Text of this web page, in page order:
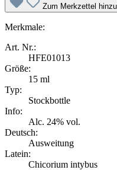
Zum Merkzettel
Merkmale:
Art. Nr.:
HFE01013
Größe:
15 ml
Typ:
Stockbottle
Info:
Alc. 24% vol.
Deutsch:
Ausweitung
Latein:
Chicorium intybus